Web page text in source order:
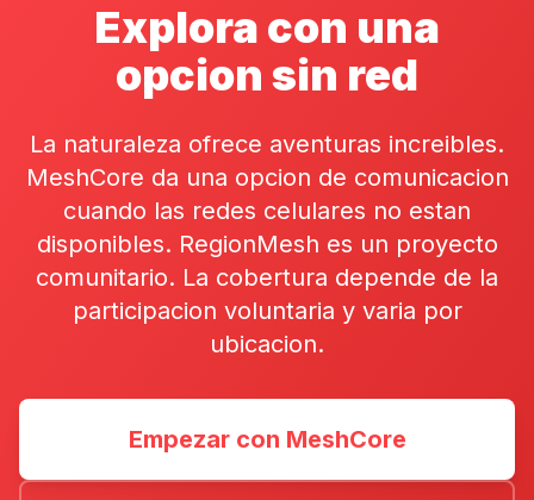
Explora con una
opcion sin red
La naturaleza ofrece aventuras increibles.
MeshCore da una opcion de comunicacion
cuando las redes celulares no estan
disponibles. RegionMesh es un proyecto
comunitario. La cobertura depende de la
participacion voluntaria y varia por
ubicacion.
Empezar con MeshCore